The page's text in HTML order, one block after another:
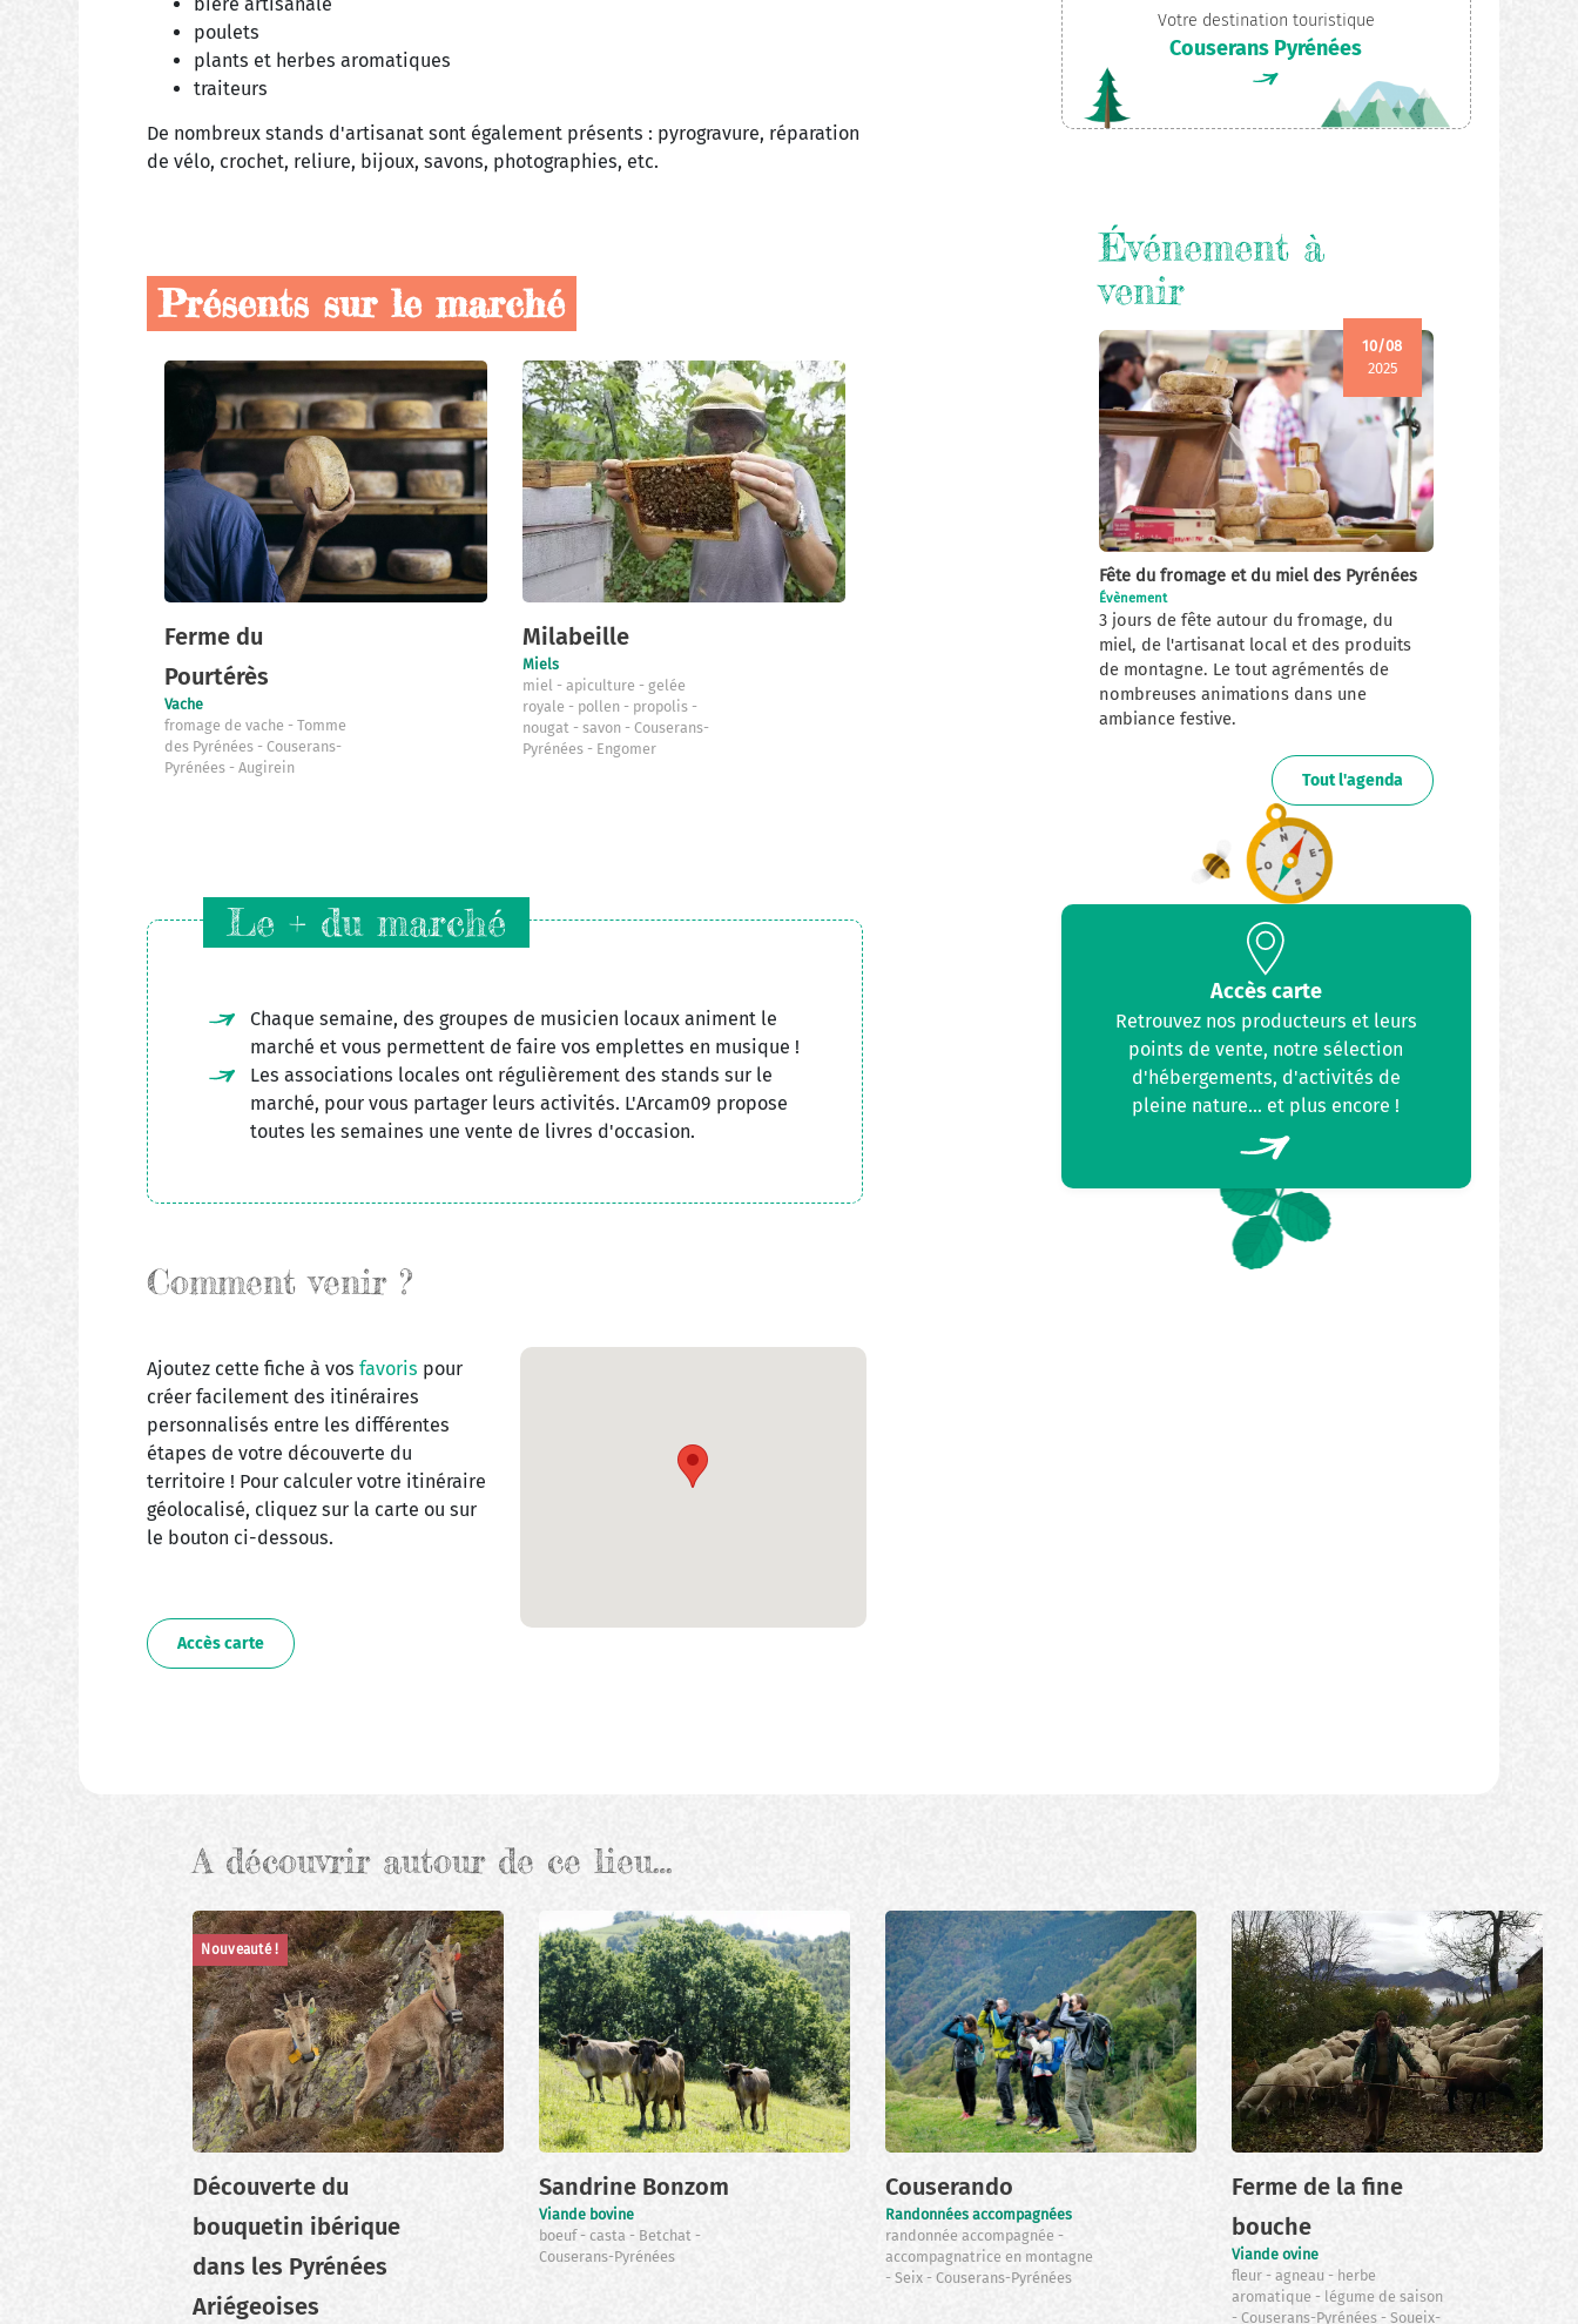
poulets
plants et herbes aromatiques
traiteurs
De nombreux stands d'artisanat sont également présents : pyrogravure, réparation
de vélo, crochet, reliure, bijoux, savons, photographies, etc.
Présents sur le marché
Nos
producteurs
locaux
Ferme du
Pourtérès
Vache
fromage de vache
Tomme
des Pyrénées
Couserans-
Pyrénées
Augirein
Milabeille
Miels
miel apiculture gelée
royale pollen propolis
nougat savon Couserans-
Pyrénées Engomer
Le + du marché
Chaque semaine, des groupes de musicien locaux animent le
marché et vous permettent de faire vos emplettes en musique !
Les associations locales ont régulièrement des stands sur le
marché, pour vous partager leurs activités. L'Arcam09 propose
toutes les semaines une vente de livres d'occasion.
Comment venir ?
Ajoutez cette fiche à vos favoris pour
créer facilement des itinéraires
personnalisés entre les différentes
étapes de votre découverte du
territoire ! Pour calculer votre itinéraire
géolocalisé, cliquez sur la carte ou sur
le bouton ci-dessous.
Accès carte
Votre destination touristique
Couserans Pyrénées
Événement à
venir
10/08
2025
Fête du fromage et du miel des Pyrénées
Évènement
3 jours de fête autour du fromage, du
miel, de l'artisanat local et des produits
de montagne. Le tout agrémentés de
nombreuses animations dans une
ambiance festive.
Tout l'agenda
Accès carte
Retrouvez nos producteurs et leurs
points de vente, notre sélection
d'hébergements, d'activités de
pleine nature... et plus encore !
A découvrir autour de ce lieu…
Nouveauté !
Découverte du
bouquetin ibérique
dans les Pyrénées
Ariégeoises
Sandrine Bonzom
Viande bovine
boeuf casta
Betchat
Couserans-Pyrénées
Couserando
Randonnées accompagnées
randonnée accompagnée
accompagnatrice en montagne
Seix Couserans-Pyrénées
Ferme de la fine
bouche
Viande ovine
fleur agneau herbe
aromatique légume de saison
Couserans-Pyrénées Soueix-